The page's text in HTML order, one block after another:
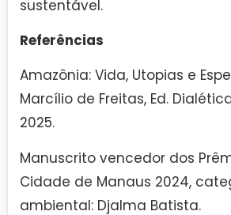
sustentável.
Referências
Amazônia: Vida, Utopias e
Marcílio de Freitas, Ed.
2025.
Manuscrito vencedor dos
Cidade de Manaus 2024,
ambiental: Djalma Batista.